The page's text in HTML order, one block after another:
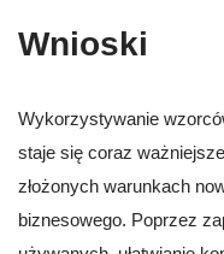
Wnioski
Wykorzystywanie
staje się coraz
złożonych warunkach
biznesowego. Poprzez